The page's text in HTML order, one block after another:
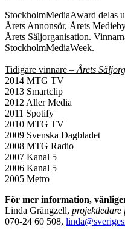
StockholmMediaAward delas
Årets Annonsör, Årets
Årets Säljorganisation.
StockholmMediaWeek.
Tidigare vinnare – Årets
2014 MTG TV
2013 Smartclip
2012 Aller Media
2011 Spotify
2010 MTG TV
2009 Svenska Dagbladet
2008 MTG Radio
2007 Kanal 5
2006 Kanal 5
2005 Metro
För mer information,
Linda Grängzell, projektledare
070-24 60 508,